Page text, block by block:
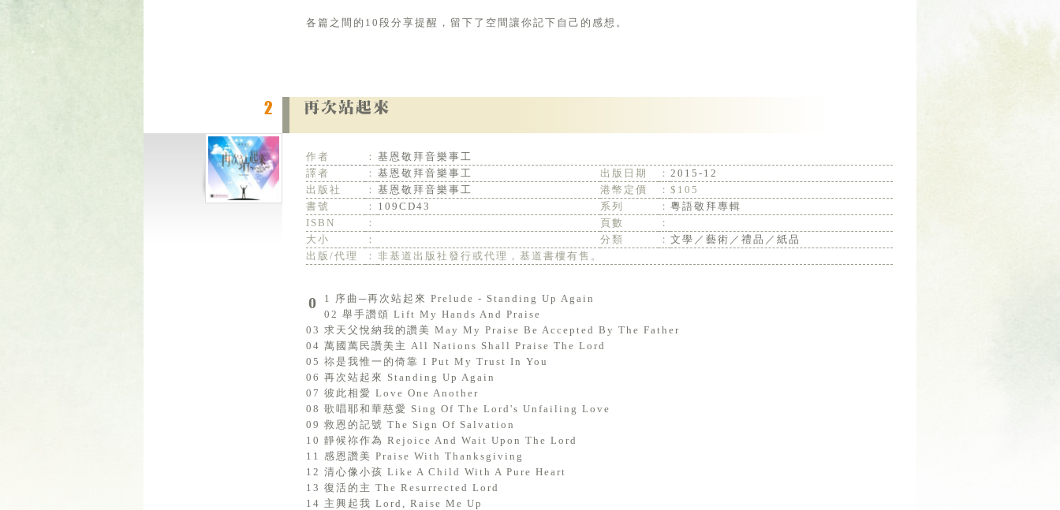
各篇之間的10段分享提醒，留下了空間讓你記下自己的感想。
作者 ： 基恩敬拜音樂事工
譯者
： 基恩敬拜音樂事工 出版日期 ： 2015-12
出版社
： 基恩敬拜音樂事工 港幣定價 ： $105
書號
： 109CD43 系列 ： 粵語敬拜專輯
ISBN
： 頁數
：
大小
： 分類 ： 文學／藝術／禮品／紙品
出版/代理
： 非基道出版社發行或代理，基道書樓有售。
01 序曲─再次站起來 Prelude - Standing Up Again
02 舉手讚頌 Lift My Hands And Praise
03 求天父悅納我的讚美 May My Praise Be Accepted By The Father
04 萬國萬民讚美主 All Nations Shall Praise The Lord
05 祢是我惟一的倚靠 I Put My Trust In You
06 再次站起來 Standing Up Again
07 彼此相愛 Love One Another
08 歌唱耶和華慈愛 Sing Of The Lord's Unfailing Love
09 救恩的記號 The Sign Of Salvation
10 靜候祢作為 Rejoice And Wait Upon The Lord
11 感恩讚美 Praise With Thanksgiving
12 清心像小孩 Like A Child With A Pure Heart
13 復活的主 The Resurrected Lord
14 主興起我 Lord, Raise Me Up